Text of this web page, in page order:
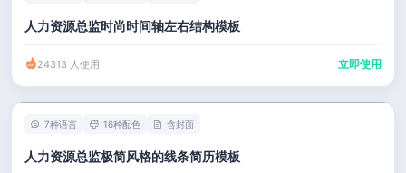
人力资源总监时尚时间轴左右结构模板
24313 人使用 立即使用
7种语言 16种配色 含封面
人力资源总监极简风格的线条简历模板